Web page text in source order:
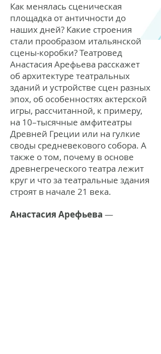
Как менялась сценическая
площадка от античности до
наших дней? Какие строения
стали прообразом итальянской
сцены-коробки? Театровед
Анастасия Арефьева расскажет
об архитектуре театральных
зданий и устройстве сцен разных
эпох, об особенностях актерской
игры, рассчитанной, к примеру,
на 10–тысячные амфитеатры
Древней Греции или на гулкие
своды средневекового собора. А
также о том, почему в основе
древнегреческого театра лежит
круг и что за театральные здания
строят в начале 21 века.
Анастасия Арефьева —